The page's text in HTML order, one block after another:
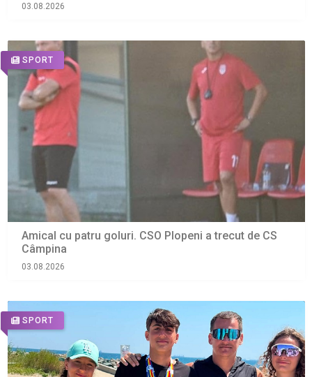
03.08.2026
SPORT
Amical cu patru goluri. CSO Plopeni a trecut de CS
Câmpina
03.08.2026
SPORT